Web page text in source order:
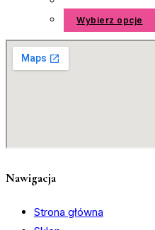
Wybierz opcje
Nawigacja
Strona główna